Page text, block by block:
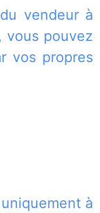
vendeur à
vous pouvez
vos propres
à